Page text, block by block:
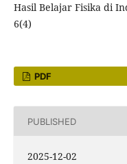
Hasil Belajar Fisika di
6(4)
PDF
PUBLISHED
2025-12-02